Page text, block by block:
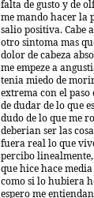
falta de gusto y de
me mando hacer la
salio positiva. Cabe
otro sintoma mas
dolor de cabeza
me empeze a
tenia miedo de
extrema con el paso
de dudar de lo que
dudo de lo que me
deberian ser las
fuera real lo que
percibo
que hice hace
como si lo hubiera
espero me